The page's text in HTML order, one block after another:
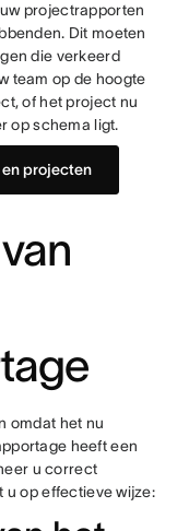
projectrapporten
Dit moeten
die verkeerd
team op de hoogte
of het project nu
op schema ligt.
en projecten
omdat het nu
heeft een
u correct
u op effectieve wijze: